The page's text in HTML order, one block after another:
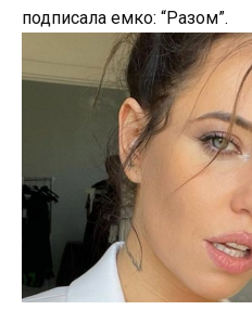
подписала емко: “Разом”.